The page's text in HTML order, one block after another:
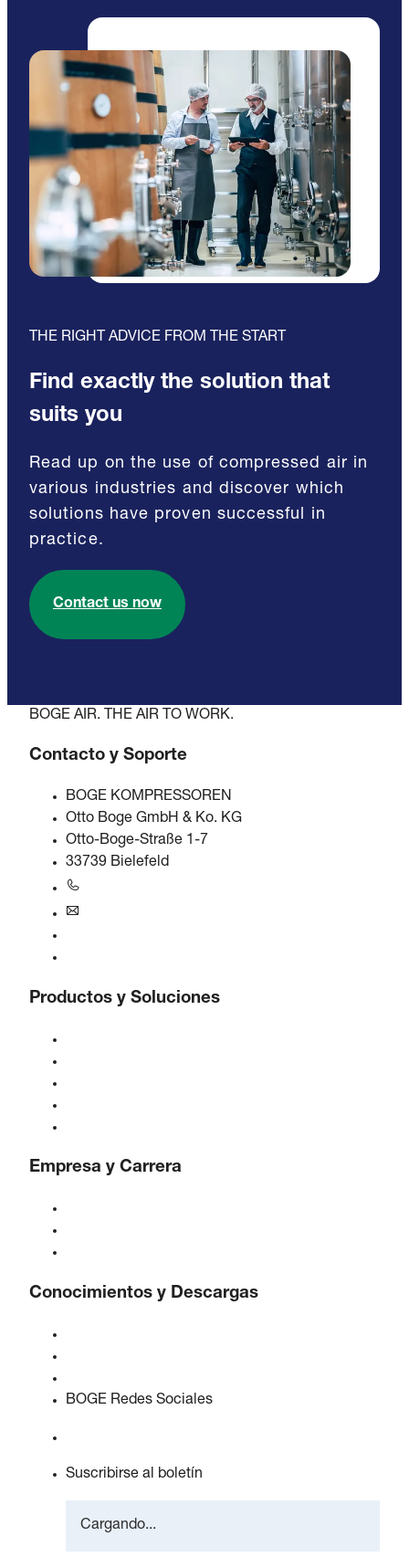
THE RIGHT ADVICE FROM THE START
Find exactly the solution that
suits you
Read up on the use of compressed air in
various industries and discover which
solutions have proven successful in
practice.
Contact us now
BOGE AIR. THE AIR TO WORK.
Contacto y Soporte
BOGE KOMPRESSOREN
Otto Boge GmbH & Ko. KG
Otto-Boge-Straße 1-7
33739 Bielefeld
Productos y Soluciones
Empresa y Carrera
Conocimientos y Descargas
BOGE Redes Sociales
Suscribirse al boletín
Cargando...